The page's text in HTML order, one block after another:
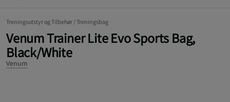
Treningsutstyr og Tilbehør /Treningsbag
Venum Trainer Lite Evo Sports Bag,
Black/White
Venum